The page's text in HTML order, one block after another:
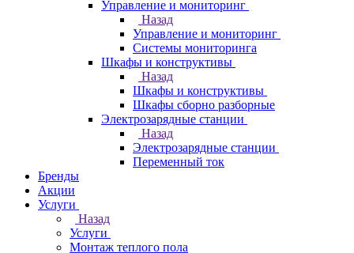
Управление и мониторинг
Назад
Управление и мониторинг
Системы мониторинга
Шкафы и конструктивы
Назад
Шкафы и конструктивы
Шкафы сборно разборные
Электрозарядные станции
Назад
Электрозарядные станции
Переменный ток
Бренды
Акции
Услуги
Назад
Услуги
Монтаж теплого пола